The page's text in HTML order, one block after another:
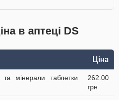
в аптеці DS
Ціна
та мінерали таблетки
262.00
грн